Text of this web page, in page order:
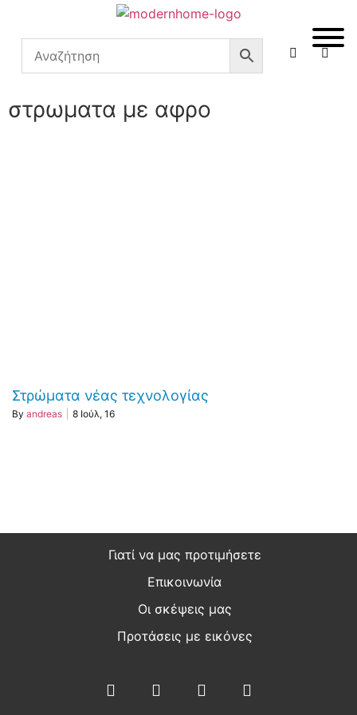
στρωματα με αφρο
Στρώματα νέας τεχνολογίας
By andreas 8 Ιούλ, 16
Γιατί να μας προτιμήσετε
Επικοινωνία
Οι σκέψεις μας
Προτάσεις με εικόνες